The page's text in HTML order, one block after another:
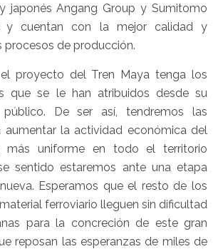
japonés Angang Group y Sumitomo
y cuentan con la mejor calidad y
procesos de producción.
proyecto del Tren Maya tenga los
que se le han atribuidos desde su
De ser así, tendremos las
aumentar la actividad económica del
más uniforme en todo el territorio
sentido estaremos ante una etapa
Esperamos que el resto de los
ferroviario lleguen sin dificultad
para la concreción de este gran
reposan las esperanzas de miles de